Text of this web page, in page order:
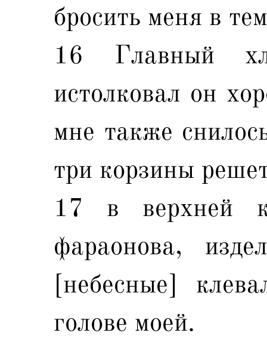
бросить меня в
16 Главный
истолковал он
мне также
три корзины
17 в верхней
фараонова,
[небесные]
голове моей.